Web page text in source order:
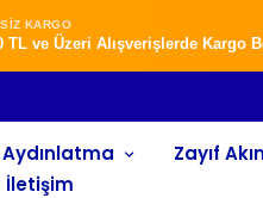
KARGO
TL ve Üzeri Alışverişlerde Kargo
Aydınlatma
Zayıf
İletişim